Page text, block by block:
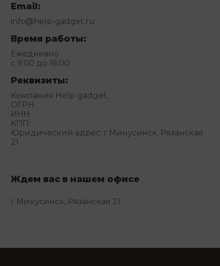
Email:
info@help-gadget.ru
Время работы:
Ежедневно
с 9:00 до 18:00
Реквизиты:
Компания Help-gadget,
ОГРН
ИНН
КПП:
Юридический адрес: г.Минусинск, Рязанская
21
Ждем вас в нашем офисе
г.Минусинск, Рязанская 21